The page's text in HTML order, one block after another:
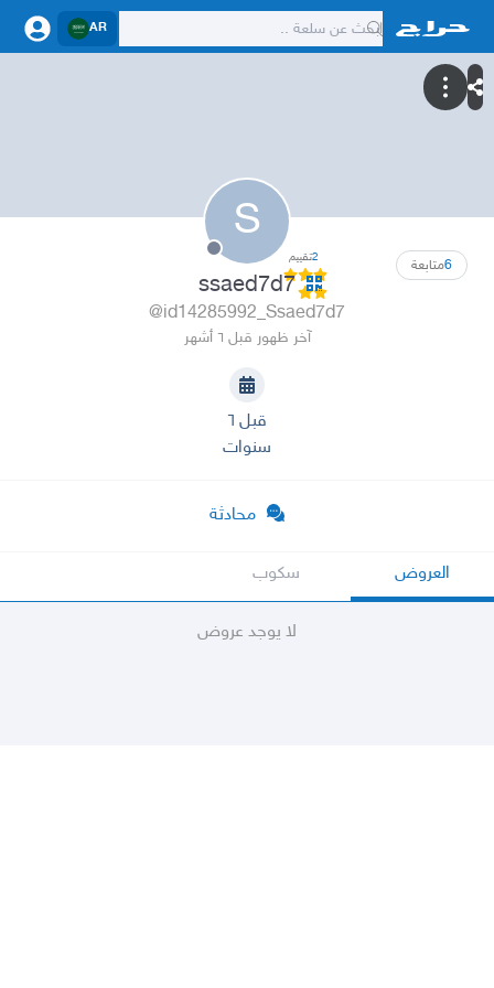
AR
S
6متابعة 2تقييم
ssaed7d7
@id14285992_Ssaed7d7
آخر ظهور قبل ٦ أشهر
قبل ٦
سنوات
محادثة
العروض سكوب
لا يوجد عروض